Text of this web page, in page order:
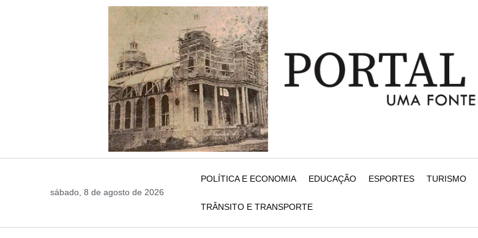
sábado, 8 de agosto de 2026
POLÍTICA E ECONOMIA EDUCAÇÃO ESPORTES TURISMO
TRÂNSITO E TRANSPORTE